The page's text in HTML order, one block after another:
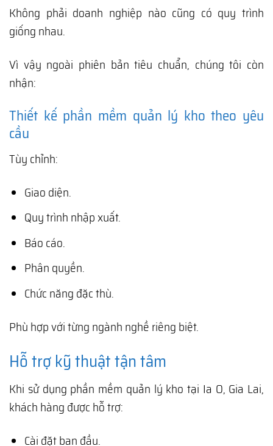
Không phải doanh nghiệp nào cũng có quy trình
giống nhau.
Vì vậy ngoài phiên bản tiêu chuẩn, chúng tôi còn
nhận:
Thiết kế phần mềm quản lý kho theo yêu
cầu
Tùy chỉnh:
Giao diện.
Quy trình nhập xuất.
Báo cáo.
Phân quyền.
Chức năng đặc thù.
Phù hợp với từng ngành nghề riêng biệt.
Hỗ trợ kỹ thuật tận tâm
Khi sử dụng phần mềm quản lý kho tại Ia O, Gia Lai,
khách hàng được hỗ trợ:
Cài đặt ban đầu.